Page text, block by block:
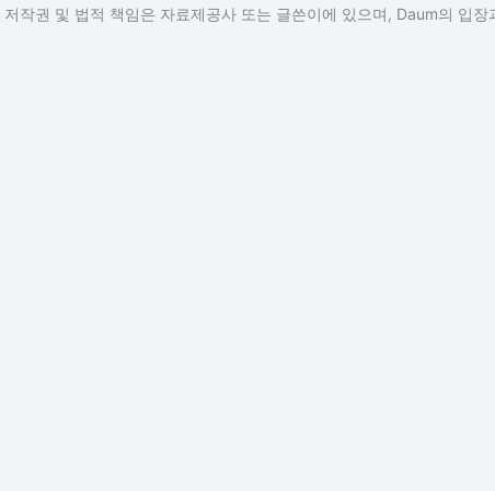
작권 및 법적 책임은 자료제공사 또는 글쓴이에 있으며, Daum의 입장